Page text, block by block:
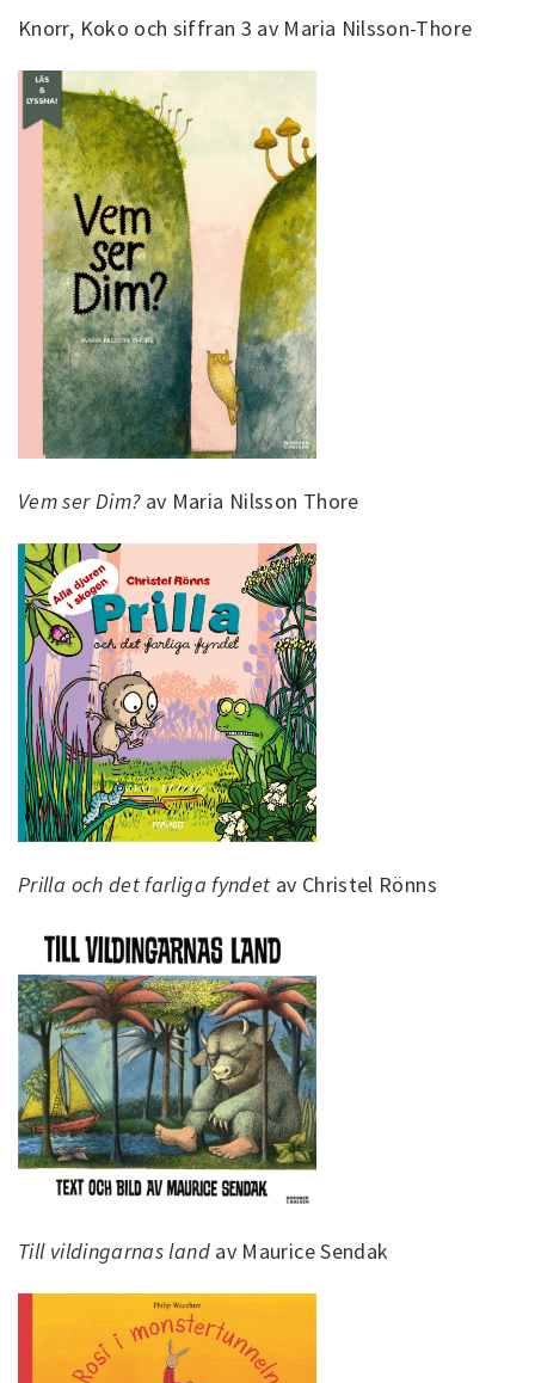
Knorr, Koko och siffran 3 av Maria Nilsson-Thore
Vem ser Dim?av Maria Nilsson Thore
Prilla och det farliga fyndet av Christel Rönns
Till vildingarnas landav Maurice Sendak